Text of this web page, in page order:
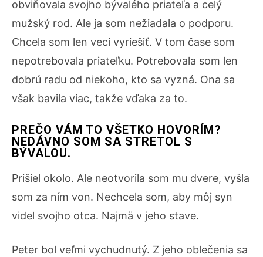
obviňovala svojho bývalého priateľa a celý
mužský rod. Ale ja som nežiadala o podporu.
Chcela som len veci vyriešiť. V tom čase som
nepotrebovala priateľku. Potrebovala som len
dobrú radu od niekoho, kto sa vyzná. Ona sa
však bavila viac, takže vďaka za to.
PREČO VÁM TO VŠETKO HOVORÍM?
NEDÁVNO SOM SA STRETOL S
BÝVALOU.
Prišiel okolo. Ale neotvorila som mu dvere, vyšla
som za ním von. Nechcela som, aby môj syn
videl svojho otca. Najmä v jeho stave.
Peter bol veľmi vychudnutý. Z jeho oblečenia sa